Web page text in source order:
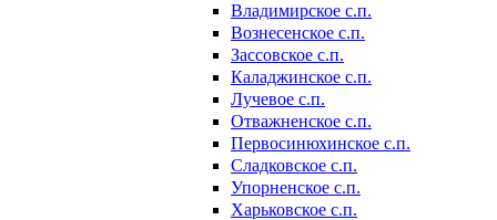
Владимирское с.п.
Вознесенское с.п.
Зассовское с.п.
Каладжинское с.п.
Лучевое с.п.
Отважненское с.п.
Первосинюхинское с.п.
Сладковское с.п.
Упорненское с.п.
Харьковское с.п.